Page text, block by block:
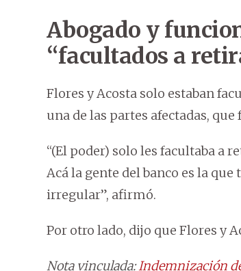
Abogado y
“facultados a
Flores y Acosta solo estaban
una de las partes afectadas,
“(El poder) solo les facultaba a
Acá la gente del banco es la
irregular”, afirmó.
Por otro lado, dijo que Flores y
Nota vinculada:Indemnización